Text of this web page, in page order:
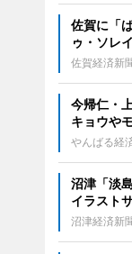
佐賀に「
ゥ・ソレ
佐賀経済新
今帰仁・
キョウや
やんばる経
沼津「淡
イラスト
沼津経済新